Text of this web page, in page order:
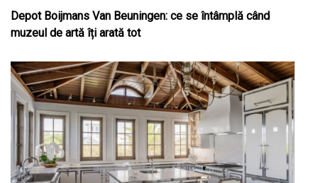
Depot Boijmans Van Beuningen: ce se întâmplă când
muzeul de artă îți arată tot